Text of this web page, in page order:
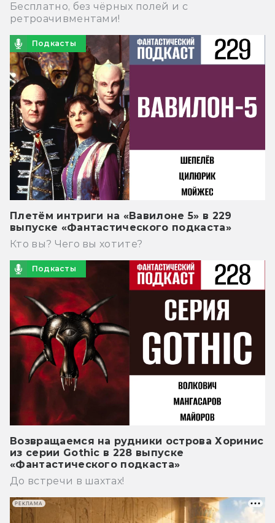
Бесплатно, без чёрных полей и с
ретроачивментами!
Подкасты
Плетём интриги на «Вавилоне 5» в 229
выпуске «Фантастического подкаста»
Кто вы? Чего вы хотите?
Подкасты
Возвращаемся на рудники острова Хоринис
из серии Gothic в 228 выпуске
«Фантастического подкаста»
До встречи в шахтах!
РЕКЛАМА